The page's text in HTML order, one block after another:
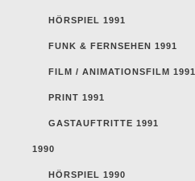
HÖRSPIEL 1991
FUNK & FERNSEHEN 1991
FILM / ANIMATIONSFILM 1991
PRINT 1991
GASTAUFTRITTE 1991
1990
HÖRSPIEL 1990